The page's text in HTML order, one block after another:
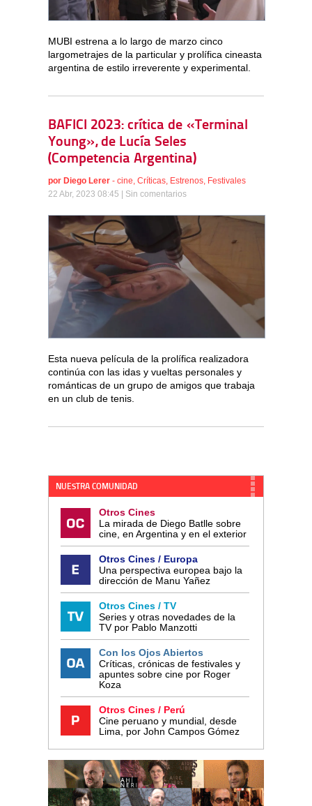
MUBI estrena a lo largo de marzo cinco
largometrajes de la particular y prolífica cineasta
argentina de estilo irreverente y experimental.
BAFICI 2023: crítica de «Terminal
Young», de Lucía Seles
(Competencia Argentina)
por Diego Lerer - cine, Críticas, Estrenos, Festivales
22 Abr, 2023 08:45 | Sin comentarios
Esta nueva película de la prolífica realizadora
continúa con las idas y vueltas personales y
románticas de un grupo de amigos que trabaja
en un club de tenis.
NUESTRA COMUNIDAD
Otros Cines
La mirada de Diego Batlle sobre
cine, en Argentina y en el exterior
Otros Cines / Europa
Una perspectiva europea bajo la
dirección de Manu Yañez
Otros Cines / TV
Series y otras novedades de la
TV por Pablo Manzotti
Con los Ojos Abiertos
Críticas, crónicas de festivales y
apuntes sobre cine por Roger
Koza
Otros Cines / Perú
Cine peruano y mundial, desde
Lima, por John Campos Gómez